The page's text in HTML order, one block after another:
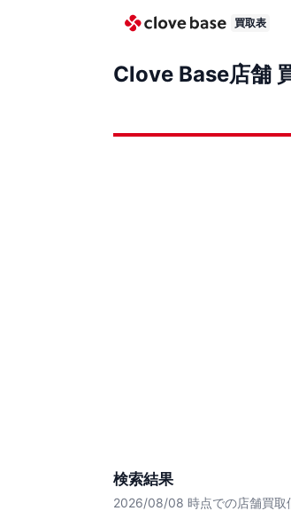
買取表
Clove Base店舗
検索結果
2026/08/08 時点での店舗買取